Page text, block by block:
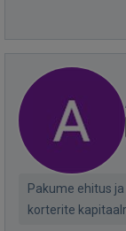
Pakume ehitus
korterite